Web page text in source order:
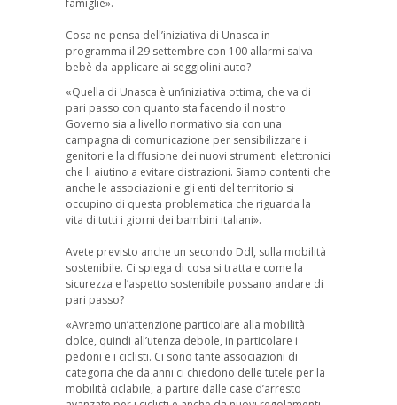
famiglie».
Cosa ne pensa dell’iniziativa di Unasca in
programma il 29 settembre con 100 allarmi salva
bebè da applicare ai seggiolini auto?
«Quella di Unasca è un’iniziativa ottima, che va di
pari passo con quanto sta facendo il nostro
Governo sia a livello normativo sia con una
campagna di comunicazione per sensibilizzare i
genitori e la diffusione dei nuovi strumenti elettronici
che li aiutino a evitare distrazioni. Siamo contenti che
anche le associazioni e gli enti del territorio si
occupino di questa problematica che riguarda la
vita di tutti i giorni dei bambini italiani».
Avete previsto anche un secondo Ddl, sulla mobilità
sostenibile. Ci spiega di cosa si tratta e come la
sicurezza e l’aspetto sostenibile possano andare di
pari passo?
«Avremo un’attenzione particolare alla mobilità
dolce, quindi all’utenza debole, in particolare i
pedoni e i ciclisti. Ci sono tante associazioni di
categoria che da anni ci chiedono delle tutele per la
mobilità ciclabile, a partire dalle case d’arresto